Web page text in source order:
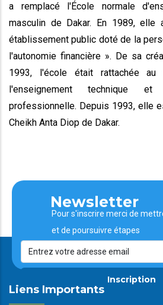
a remplacé l'École normale
masculin de Dakar. En 1989,
établissement public doté de la
l'autonomie financière ». De sa
1993, l'école était rattachée au
l'enseignement technique
professionnelle. Depuis 1993, elle
Cheikh Anta Diop de Dakar.
Newsletter
Pour s'inscrire merci de
et de poursuivre étapes
Inscription
Liens Importants